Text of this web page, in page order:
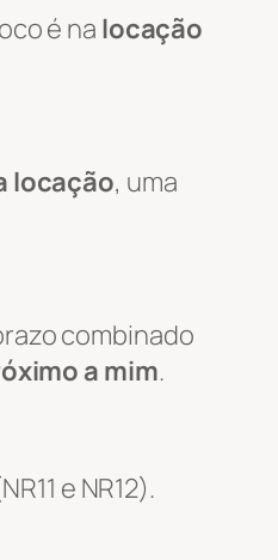
é na locação
locação, uma
combinado
a mim.
e NR12).